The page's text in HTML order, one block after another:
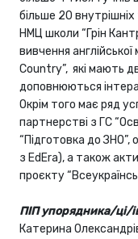
більше 20 внутрішніх
НМЦ школи “Грін
вивчення
Country”, які мають
доповнюються
Окрім того має ряд
партнерстві з ГС
“Підготовка до ЗНО”,
з EdEra), а також
проєкту
ПІП упорядника/ці/
Катерина